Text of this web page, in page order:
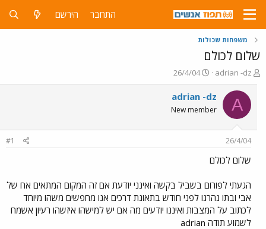
התחבר הירשם
משפחות שכולות
שלום לכולם
פ
ו
ת
ח
ה
ש
א
adrian -dz
פ
ו
ר
ם
26/4/04
A
adrian -dz
New member
26/4/04
#1
שלום לכולם
הגעתי לפורום בשביל בקשה ואינני יודעת אם זה המקום המתאים אח של
אבי ובתו נהרגו לפני חודש בתאונת דרכים אנו מחפשים משהו מיוחד
לכתוב על המצבות ואיננו יודעים מה אם יש למישהו איזשהו רעיון אשמח
לשמוע תודה adrian